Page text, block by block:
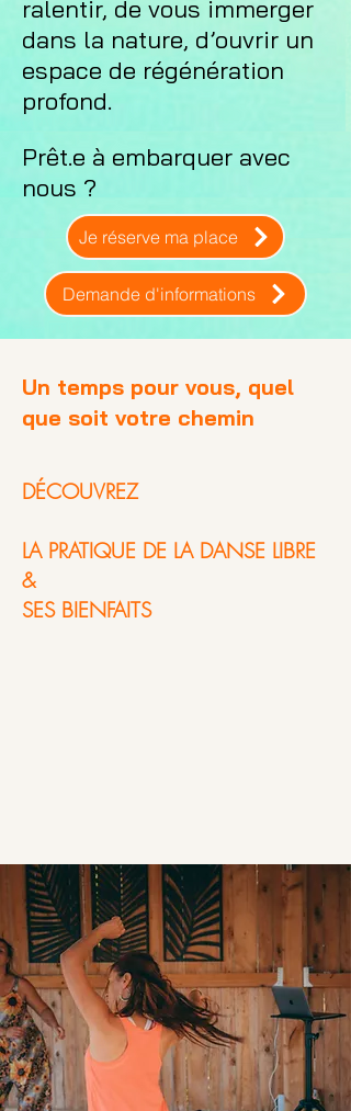
ralentir, de vous immerger
dans la nature, d’ouvrir un
espace de régénération
profond.
Prêt.e à embarquer avec
nous ?
Je réserve ma place
Demande d'informations
Un temps pour vous, quel
que soit votre chemin
DÉCOUVREZ
LA PRATIQUE DE LA DANSE LIBRE
&
SES BIENFAITS